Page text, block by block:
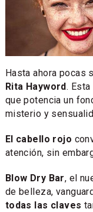
Hasta ahora pocas
Rita Hayword.
que potencia un
misterio y
El cabello rojo
atención, sin
Blow Dry Bar, el
de belleza,
todas las claves